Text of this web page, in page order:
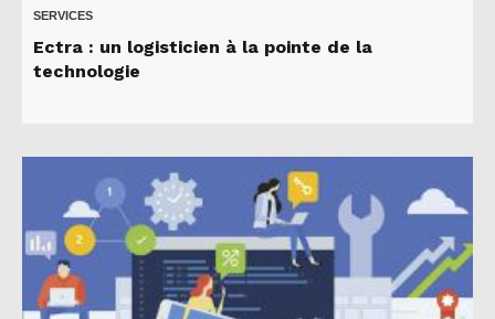
SERVICES
Ectra : un logisticien à la pointe de la
technologie